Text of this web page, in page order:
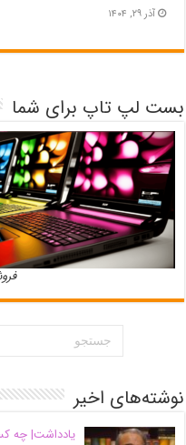
آذر ۲۹, ۱۴۰۴
بست لپ تاپ برای شما
نوشته‌های اخیر
یادداشت| ‌چه